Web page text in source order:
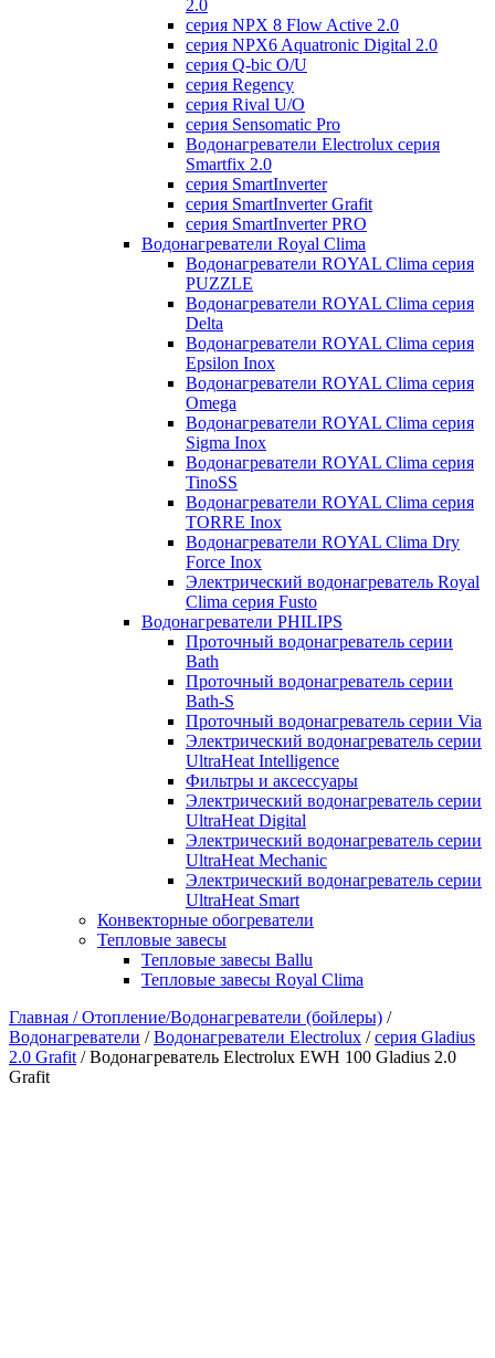
2.0
серия NPX 8 Flow Active 2.0
серия NPX6 Aquatronic Digital 2.0
серия Q-bic O/U
серия Regency
серия Rival U/О
серия Sensomatic Pro
Водонагреватели Electrolux серия
Smartfix 2.0
серия SmartInverter
серия SmartInverter Grafit
серия SmartInverter PRO
Водонагреватели Royal Clima
Водонагреватели ROYAL Clima серия
PUZZLE
Водонагреватели ROYAL Clima серия
Delta
Водонагреватели ROYAL Clima серия
Epsilon Inox
Водонагреватели ROYAL Clima серия
Omega
Водонагреватели ROYAL Clima серия
Sigma Inox
Водонагреватели ROYAL Clima серия
TinoSS
Водонагреватели ROYAL Clima серия
TORRE Inox
Водонагреватели ROYAL Clima Dry
Force Inox
Электрический водонагреватель Royal
Clima серия Fusto
Водонагреватели PHILIPS
Проточный водонагреватель серии
Bath
Проточный водонагреватель серии
Bath-S
Проточный водонагреватель серии Via
Электрический водонагреватель серии
UltraHeat Intelligence
Фильтры и аксессуары
Электрический водонагреватель серии
UltraHeat Digital
Электрический водонагреватель серии
UltraHeat Mechanic
Электрический водонагреватель серии
UltraHeat Smart
Конвекторные обогреватели
Тепловые завесы
Тепловые завесы Ballu
Тепловые завесы Royal Clima
Главная /Отопление/Водонагреватели (бойлеры) /
Водонагреватели /Водонагреватели Electrolux /серия Gladius
2.0 Grafit / Водонагреватель Electrolux EWH 100 Gladius 2.0
Grafit